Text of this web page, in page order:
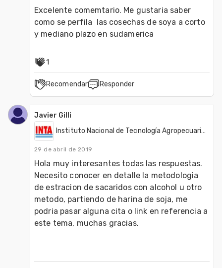
Excelente comemtario. Me gustaria saber
como se perfila  las cosechas de soya a corto
y mediano plazo en sudamerica
1
Recomendar Responder
Javier Gilli
Instituto Nacional de Tecnología Agropecuaria - INTA
29 de abril de 2019
Hola muy interesantes todas las respuestas.
Necesito conocer en detalle la metodologia
de estracion de sacaridos con alcohol u otro
metodo, partiendo de harina de soja, me
podria pasar alguna cita o link en referencia a
este tema, muchas gracias.